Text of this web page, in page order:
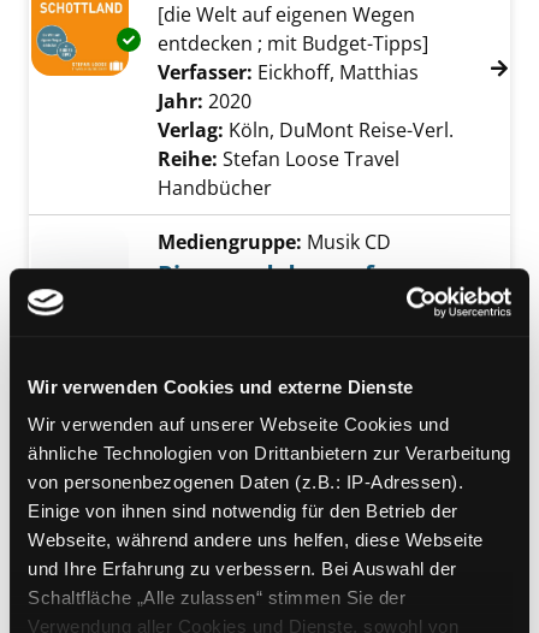
Wir verwenden Cookies und externe Dienste
Wir verwenden auf unserer Webseite Cookies und
ähnliche Technologien von Drittanbietern zur Verarbeitung
von personenbezogenen Daten (z.B.: IP-Adressen).
Einige von ihnen sind notwendig für den Betrieb der
Webseite, während andere uns helfen, diese Webseite
und Ihre Erfahrung zu verbessern. Bei Auswahl der
Schaltfläche „Alle zulassen“ stimmen Sie der
Verwendung aller Cookies und Dienste, sowohl von
Exemplar-Details von Schottland anzeigen
[die Welt auf eigenen Wegen
entdecken ; mit Budget-Tipps]
Verfasser: Eickhoff, Matthias Suche
Jahr: 2020
Verlag: Köln, DuMont Reise-Verl.
Reihe: Stefan Loose Travel
Handbücher
Exemplar-Details von Pipes and drums
Mediengruppe: Musik CD
Pipes and drums from
Scotland / 1st Battalion
Verfasser:1st Battalion Queen's
Jahr:2012 Verlag: [o.O.], Arc
Exemplar-Details von Mein Schottland, mein
Mediengruppe:Sachbuch
Mein Schottland, mein
Leben
Verfasser:Connery, Sean;Grigor,
MurraySuche nach diesem Verfasser